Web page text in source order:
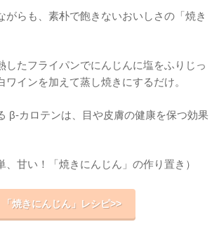
がらも、素朴で飽きないおいしさの「焼き
したフライパンでにんじんに塩をふりじっ
ワインを加えて蒸し焼きにするだけ。
β-カロテンは、目や皮膚の健康を保つ効果
、甘い！「焼きにんじん」の作り置き）
「焼きにんじん」レシピ>>